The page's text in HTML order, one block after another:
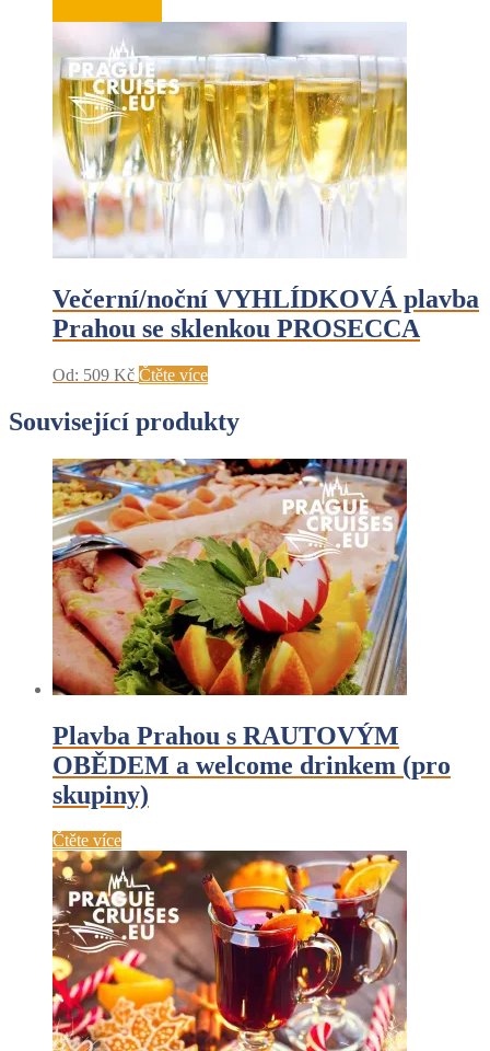
Večerní/noční VYHLÍDKOVÁ plavba
Prahou se sklenkou PROSECCA
Od: 509 Kč Čtěte více
Související produkty
Plavba Prahou s RAUTOVÝM
OBĚDEM a welcome drinkem (pro
skupiny)
Čtěte více